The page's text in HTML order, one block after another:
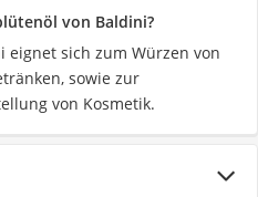
von Baldini?
eignet sich zum Würzen von
sowie zur
von Kosmetik.